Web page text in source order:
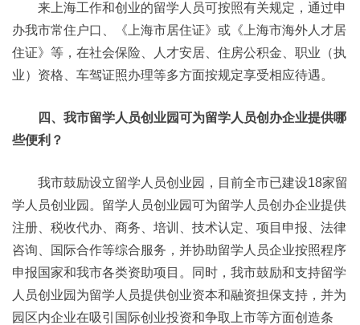
来上海工作和创业的留学人员可按照有关规定，通过申
办我市常住户口、《上海市居住证》或《上海市海外人才居
住证》等，在社会保险、人才安居、住房公积金、职业（执
业）资格、车驾证照办理等多方面按规定享受相应待遇。
四、我市留学人员创业园可为留学人员创办企业提供哪
些便利？
我市鼓励设立留学人员创业园，目前全市已建设18家留
学人员创业园。留学人员创业园可为留学人员创办企业提供
注册、税收代办、商务、培训、技术认定、项目申报、法律
咨询、国际合作等综合服务，并协助留学人员企业按照程序
申报国家和我市各类资助项目。同时，我市鼓励和支持留学
人员创业园为留学人员提供创业资本和融资担保支持，并为
园区内企业在吸引国际创业投资和争取上市等方面创造条